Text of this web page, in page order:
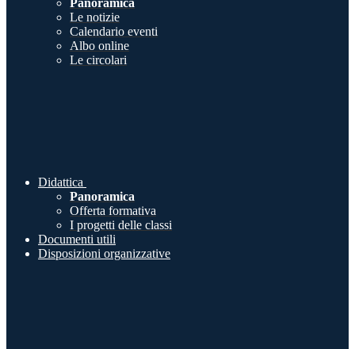
Panoramica
Le notizie
Calendario eventi
Albo online
Le circolari
Didattica
Panoramica
Offerta formativa
I progetti delle classi
Documenti utili
Disposizioni organizzative